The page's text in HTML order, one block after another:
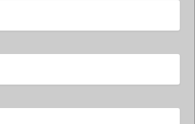
vos amis
la glace avec tes amis
(819) 519-1634